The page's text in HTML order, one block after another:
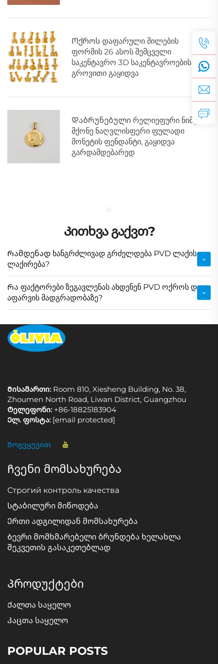
ბრეტეკებისთვის
Ოქროს დაფარული მილების
ფორმის 26 ასოს შემცველი
საკენტავრო 3D საკენტავროების
გროვითი გაყიდვა
Დაბრუნებული რელიეფური ნიმუშის
მქონე ნაღვლისფერი ფულადი
მონეტის ფენდანტი, გაყიდვა
გარდამდებარედ
Კითხვა გაქვთ?
Რამდენად ხანგრძლივად გრძელდება PVD ლაქის
ლაქირება?
Რა ფაქტორები ზეგავლენას ახდენენ PVD ოქროს დ
აფარვის მადგრადობაზე?
Მისამართი: Room 810, Xiesheng Building, No. 38,
Zhoumen North Road, Liwan District, Guangzhou
Ტელეფონი: +86-18825183904
Ელ. ფოსტა: [email protected]
Მოგვყევით
Ჩვენი მომსახურება
Строгий контроль качества
Სტაბილური მიწოდება
Ერთი ადგილიდან მომსახურება
Ბევრი მომხმარებელი ბრუნდება ხელახლა
შეკვეთის გასაკეთებლად
Პროდუქტები
Ქალთა საყელო
Კაცთა საყელო
POPULAR POSTS